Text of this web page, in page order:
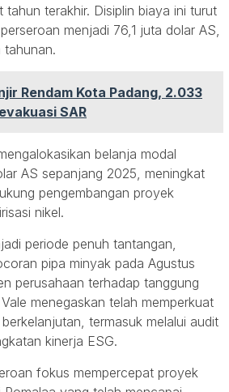
tahun terakhir. Disiplin biaya ini turut
menjadi 76,1 juta dolar AS,
Rendam Kota Padang, 2.033
SAR
belanja modal
AS sepanjang 2025, meningkat
pengembangan proyek
nikel.
periode penuh tantangan,
pipa minyak pada Agustus
perusahaan terhadap tanggung
menegaskan telah memperkuat
termasuk melalui audit
kinerja ESG.
fokus mempercepat proyek